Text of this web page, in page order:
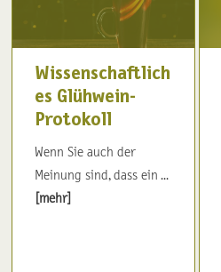
Wissenschaftlich
es Glühwein-
Protokoll
Wenn Sie auch der
Meinung sind, dass ein ...
[mehr]